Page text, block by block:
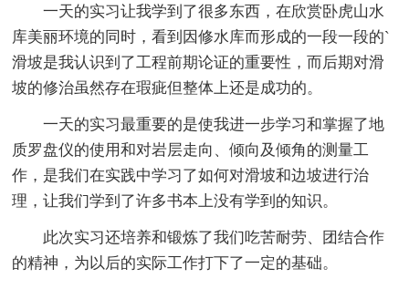
一天的实习让我学到了很多东西，在欣赏卧虎山水
库美丽环境的同时，看到因修水库而形成的一段一段的`
滑坡是我认识到了工程前期论证的重要性，而后期对滑
坡的修治虽然存在瑕疵但整体上还是成功的。
一天的实习最重要的是使我进一步学习和掌握了地
质罗盘仪的使用和对岩层走向、倾向及倾角的测量工
作，是我们在实践中学习了如何对滑坡和边坡进行治
理，让我们学到了许多书本上没有学到的知识。
此次实习还培养和锻炼了我们吃苦耐劳、团结合作
的精神，为以后的实际工作打下了一定的基础。